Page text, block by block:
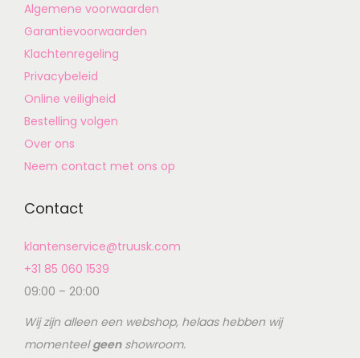
Algemene voorwaarden
Garantievoorwaarden
Klachtenregeling
Privacybeleid
Online veiligheid
Bestelling volgen
Over ons
Neem contact met ons op
Contact
klantenservice@truusk.com
+31 85 060 1539
09:00 – 20:00
Wij zijn alleen een webshop, helaas hebben wij
momenteelgeenshowroom.